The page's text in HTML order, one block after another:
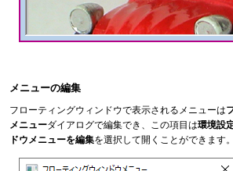
メニューの編集
フローティングウィンドウで表示されるメニューは
メニューダイアログで編集でき、この項目は環境設
ドウメニューを編集を選択して開くことができます。